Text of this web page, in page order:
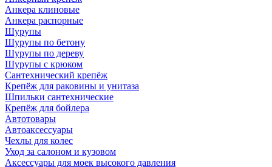
Анкера клиновые
Анкера распорные
Шурупы
Шурупы по бетону
Шурупы по дереву
Шурупы с крюком
Сантехнический крепёж
Крепёж для раковины и унитаза
Шпильки сантехнические
Крепёж для бойлера
Автотовары
Автоаксессуары
Чехлы для колес
Уход за салоном и кузовом
Аксессуары для моек высокого давления